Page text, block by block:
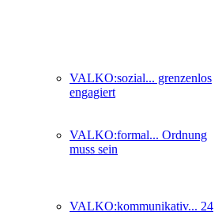
VALKO:sozial... grenzenlos
engagiert
VALKO:formal... Ordnung
muss sein
VALKO:kommunikativ... 24